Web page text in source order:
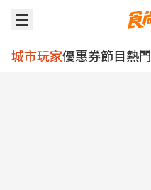
城市玩家優惠券節目熱門